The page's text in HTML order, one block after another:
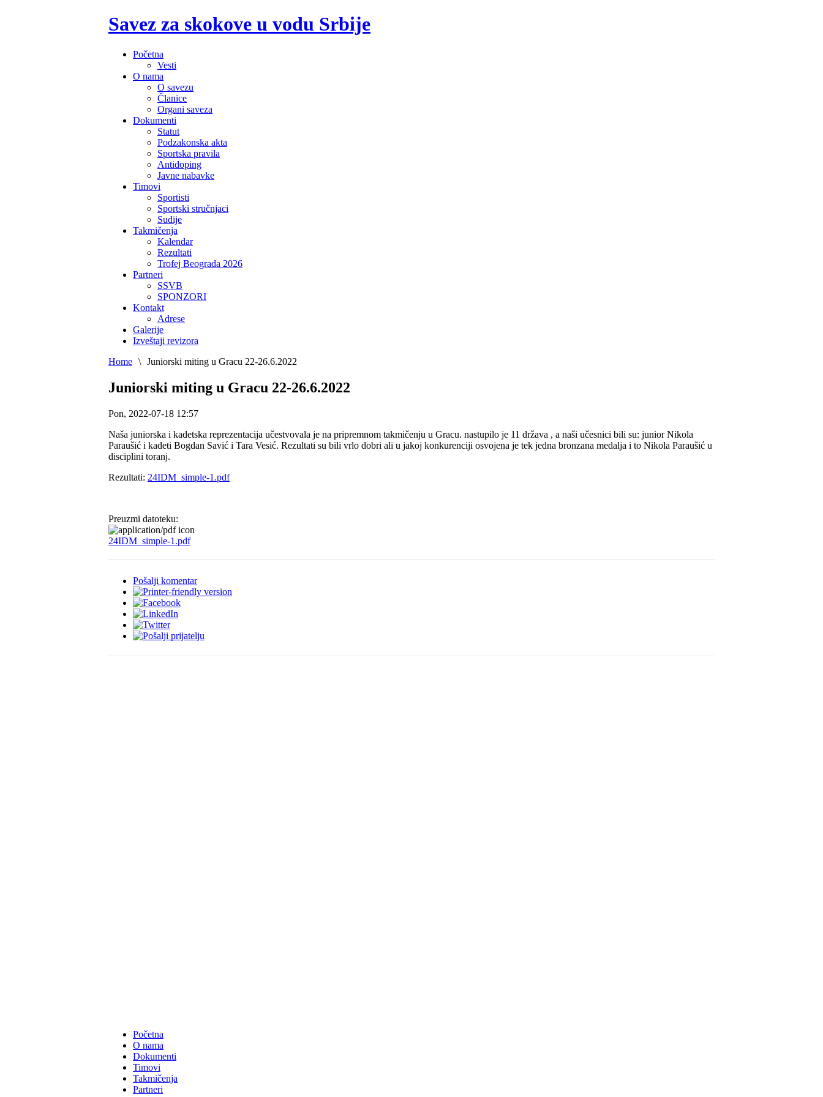
Savez za skokove u vodu Srbije
Početna
Vesti
O nama
O savezu
Članice
Organi saveza
Dokumenti
Statut
Podzakonska akta
Sportska pravila
Antidoping
Javne nabavke
Timovi
Sportisti
Sportski stručnjaci
Sudije
Takmičenja
Kalendar
Rezultati
Trofej Beograda 2026
Partneri
SSVB
SPONZORI
Kontakt
Adrese
Galerije
Izveštaji revizora
Home \ Juniorski miting u Gracu 22-26.6.2022
Juniorski miting u Gracu 22-26.6.2022
Pon, 2022-07-18 12:57
Naša juniorska i kadetska reprezentacija učestvovala je na pripremnom takmičenju u Gracu. nastupilo je 11 država , a naši učesnici bili su: junior Nikola
Paraušić i kadeti Bogdan Savić i Tara Vesić. Rezultati su bili vrlo dobri ali u jakoj konkurenciji osvojena je tek jedna bronzana medalja i to Nikola Paraušić u
disciplini toranj.
Rezultati: 24IDM_simple-1.pdf
Preuzmi datoteku:
24IDM_simple-1.pdf
Pošalji komentar
Početna
O nama
Dokumenti
Timovi
Takmičenja
Partneri